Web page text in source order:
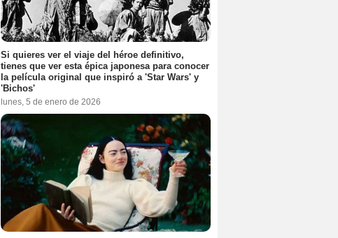
Si quieres ver el viaje del héroe definitivo,
tienes que ver esta épica japonesa para conocer
la película original que inspiró a 'Star Wars' y
'Bichos'
lunes, 5 de enero de 2026